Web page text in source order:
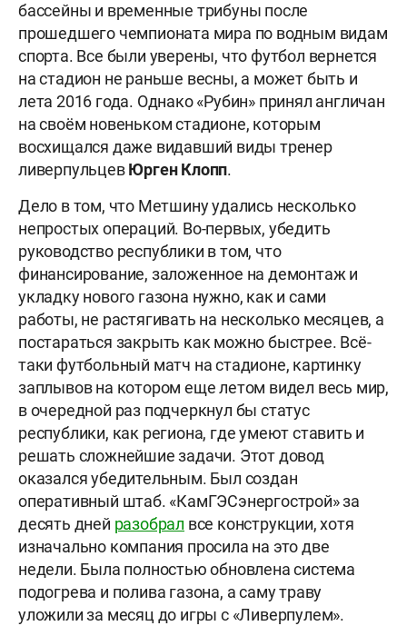
бассейны и временные трибуны после
прошедшего чемпионата мира по водным видам
спорта. Все были уверены, что футбол вернется
на стадион не раньше весны, а может быть и
лета 2016 года. Однако «Рубин» принял англичан
на своём новеньком стадионе, которым
восхищался даже видавший виды тренер
ливерпульцевЮрген Клопп.
Дело в том, что Метшину удались несколько
непростых операций. Во-первых, убедить
руководство республики в том, что
финансирование, заложенное на демонтаж и
укладку нового газона нужно, как и сами
работы, не растягивать на несколько месяцев, а
постараться закрыть как можно быстрее. Всё-
таки футбольный матч на стадионе, картинку
заплывов на котором еще летом видел весь мир,
в очередной раз подчеркнул бы статус
республики, как региона, где умеют ставить и
решать сложнейшие задачи. Этот довод
оказался убедительным. Был создан
оперативный штаб. «КамГЭСэнергострой» за
десять дней разобрал все конструкции, хотя
изначально компания просила на это две
недели. Была полностью обновлена система
подогрева и полива газона, а саму траву
уложили за месяц до игры с «Ливерпулем».